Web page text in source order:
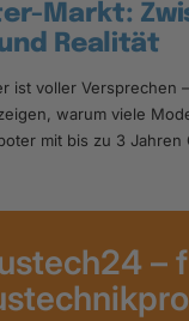
Markt:
Realität
ist voller Versprechen
warum viele
mit bis zu 3 Jahren
–